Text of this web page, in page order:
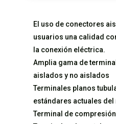
El uso de conectores
usuarios una calidad
la conexión eléctrica.
Amplia gama de
aislados y no aislados
Terminales planos
estándares actuales
Terminal de compresión